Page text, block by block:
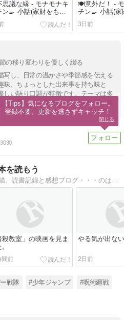
議な縁 - モナモナキ
ン🍳 小話(家財をもら
)
🍽️意外だ！ -
チン🍳 小話(家
お！)
3日前
の移り変わりを優しく綴る
写し、日常の温かさや季節感を伝える
味、ちょっとした出来事を持ち味と
しい語り口調が特徴です。テーマは多
を通じて、暮らしの楽しさや豊かさ
3030
を読もう
漫画・絵本・特撮etc感想と猫。読書記録と感想ブログ・・・のはずだったのに、気付けば最近猫ばっか。
殺教室」の映画を見ま
間前
やる気が出な
2日前
戦隊 #少年ジャンプ #呪術廻戦
【Tips】気になるブログをフォロー。
登録不要。更新を逃さずキャッチ！
閉じる